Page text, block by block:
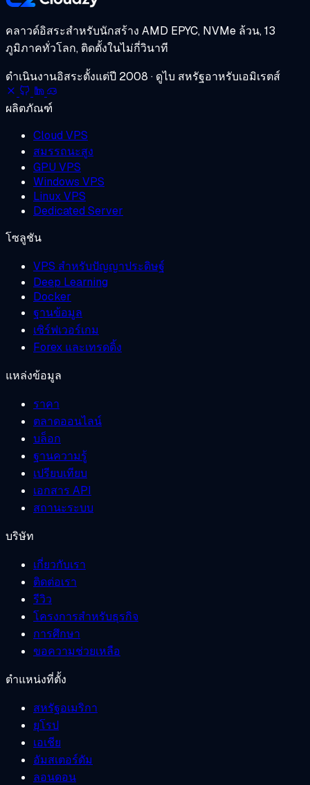
คลาวด์อิสระสำหรับนักสร้าง AMD EPYC, NVMe ล้วน, 13
ภูมิภาคทั่วโลก, ติดตั้งในไม่กี่วินาที
ดำเนินงานอิสระตั้งแต่ปี 2008 · ดูไบ สหรัฐอาหรับเอมิเรตส์
ผลิตภัณฑ์
Cloud VPS
สมรรถนะสูง
GPU VPS
Windows VPS
Linux VPS
Dedicated Server
โซลูชัน
VPS สำหรับปัญญาประดิษฐ์
Deep Learning
Docker
ฐานข้อมูล
เซิร์ฟเวอร์เกม
Forex และเทรดดิ้ง
แหล่งข้อมูล
ราคา
ตลาดออนไลน์
บล็อก
ฐานความรู้
เปรียบเทียบ
เอกสาร API
สถานะระบบ
บริษัท
เกี่ยวกับเรา
ติดต่อเรา
รีวิว
โครงการสำหรับธุรกิจ
การศึกษา
ขอความช่วยเหลือ
ตำแหน่งที่ตั้ง
สหรัฐอเมริกา
ยุโรป
เอเชีย
อัมสเตอร์ดัม
ลอนดอน